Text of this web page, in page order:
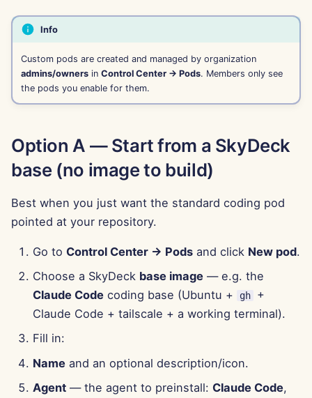
简体中文
繁體中文
Tích hợp Vertex AI
xAI Integration
Nov 28th, 2025
Nov 21st, 2025
31 tháng 10 năm 2025
5 tháng 9 năm 2025
29 tháng 8 năm 2025
22 tháng 8 năm 2025
15 tháng 8 năm 2025
8 tháng 8 năm 2025
25 tháng 7 năm 2025
Info
Custom pods are created and managed by organization
admins/ownersin Control Center → Pods. Members only see
the pods you enable for them.
Option A — Start from a SkyDeck
base (no image to build)
Best when you just want the standard coding pod
pointed at your repository.
Go to Control Center → Podsand click New pod.
Choose a SkyDeck base image— e.g. the
Claude Codecoding base (Ubuntu + gh
+
Claude Code + tailscale + a working terminal).
Fill in:
Nameand an optional description/icon.
Agent— the agent to preinstall: Claude Code,